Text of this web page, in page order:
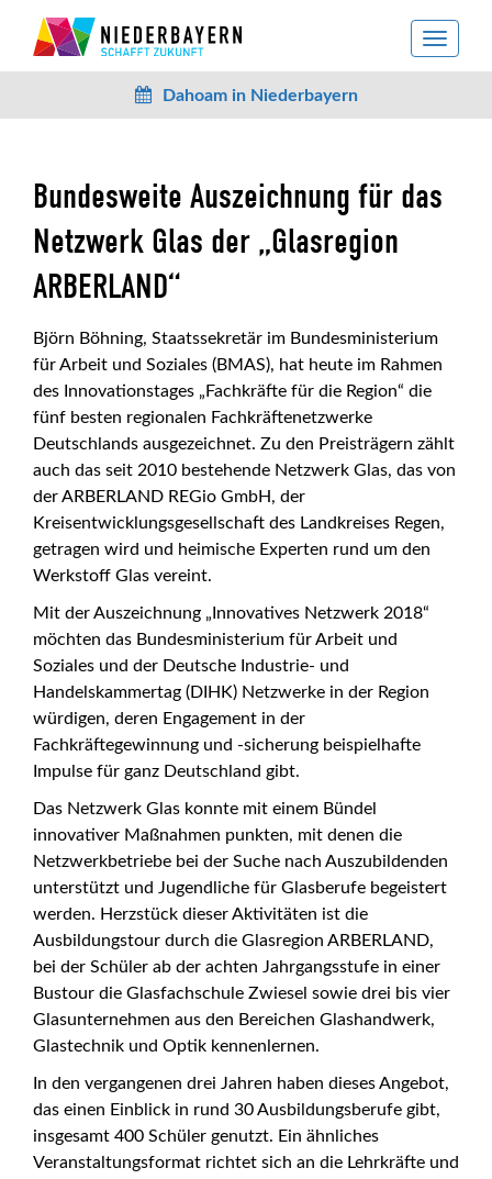
toggle
Dahoam in Niederbayern
Bundesweite Auszeichnung für das
Netzwerk Glas der „Glasregion
ARBERLAND“
Björn Böhning, Staatssekretär im Bundesministerium
für Arbeit und Soziales (BMAS), hat heute im Rahmen
des Innovationstages „Fachkräfte für die Region“ die
fünf besten regionalen Fachkräftenetzwerke
Deutschlands ausgezeichnet. Zu den Preisträgern zählt
auch das seit 2010 bestehende Netzwerk Glas, das von
der ARBERLAND REGio GmbH, der
Kreisentwicklungsgesellschaft des Landkreises Regen,
getragen wird und heimische Experten rund um den
Werkstoff Glas vereint.
Mit der Auszeichnung „Innovatives Netzwerk 2018“
möchten das Bundesministerium für Arbeit und
Soziales und der Deutsche Industrie- und
Handelskammertag (DIHK) Netzwerke in der Region
würdigen, deren Engagement in der
Fachkräftegewinnung und -sicherung beispielhafte
Impulse für ganz Deutschland gibt.
Das Netzwerk Glas konnte mit einem Bündel
innovativer Maßnahmen punkten, mit denen die
Netzwerkbetriebe bei der Suche nach Auszubildenden
unterstützt und Jugendliche für Glasberufe begeistert
werden. Herzstück dieser Aktivitäten ist die
Ausbildungstour durch die Glasregion ARBERLAND,
bei der Schüler ab der achten Jahrgangsstufe in einer
Bustour die Glasfachschule Zwiesel sowie drei bis vier
Glasunternehmen aus den Bereichen Glashandwerk,
Glastechnik und Optik kennenlernen.
In den vergangenen drei Jahren haben dieses Angebot,
das einen Einblick in rund 30 Ausbildungsberufe gibt,
insgesamt 400 Schüler genutzt. Ein ähnliches
Veranstaltungsformat richtet sich an die Lehrkräfte und